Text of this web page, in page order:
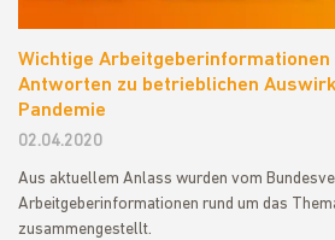
Wichtige Arbeitgeberinformationen
Antworten zu betrieblichen
Pandemie
02.04.2020
Aus aktuellem Anlass wurden vom
Arbeitgeberinformationen rund um das
zusammengestellt.